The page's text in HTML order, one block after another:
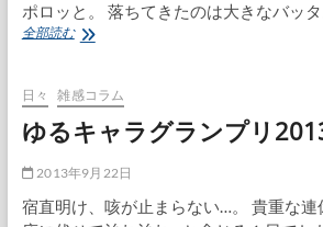
ポロッと。 落ちてきたのは大きなバッ
全部読む大
時
代
の
人
婚
日々 雑感コラム
ゆるキャラグランプリ
2013年9月22日
宿直明け、咳が止まらない…。 貴重な連